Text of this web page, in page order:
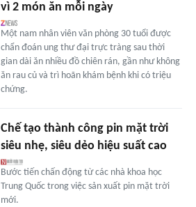
vì 2 món ăn mỗi ngày
Một nam nhân viên văn phòng 30 tuổi được
chẩn đoán ung thư đại trực tràng sau thời
gian dài ăn nhiều đồ chiên rán, gần như không
ăn rau củ và trì hoãn khám bệnh khi có triệu
chứng.
Chế tạo thành công pin mặt trời
siêu nhẹ, siêu dẻo hiệu suất cao
Bước tiến chấn động từ các nhà khoa học
Trung Quốc trong việc sản xuất pin mặt trời
mới.